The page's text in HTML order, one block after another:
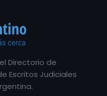
Directorio de
Escritos Judiciales